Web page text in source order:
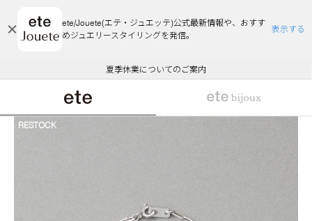
ete/Jouete(エテ・ジュエッテ)公式最新情報や、おすす
めジュエリースタイリングを発信。
表示する
エコラッピング及びエコポイント付与のご案内
ご注文いただいたお品物のお届け状況について
夏季休業についてのご案内
WEB Limited Items >>
採用のご案内
悪質な偽サイトにご注意ください
エコラッピング及びエコポイント付与のご案内
ご注文いただいたお品物のお届け状況について
RESTOCK